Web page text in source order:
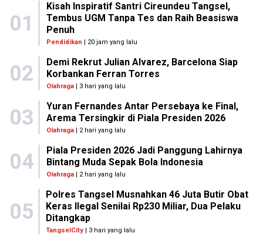
01
Kisah Inspiratif Santri Cireundeu Tangsel,
Tembus UGM Tanpa Tes dan Raih Beasiswa
Penuh
Pendidikan | 20 jam yang lalu
02
Demi Rekrut Julian Alvarez, Barcelona Siap
Korbankan Ferran Torres
Olahraga| 3 hari yang lalu
03
Yuran Fernandes Antar Persebaya ke Final,
Arema Tersingkir di Piala Presiden 2026
Olahraga| 2 hari yang lalu
04
Piala Presiden 2026 Jadi Panggung Lahirnya
Bintang Muda Sepak Bola Indonesia
Olahraga| 2 hari yang lalu
05
Polres Tangsel Musnahkan 46 Juta Butir Obat
Keras Ilegal Senilai Rp230 Miliar, Dua Pelaku
Ditangkap
TangselCity | 3 hari yang lalu